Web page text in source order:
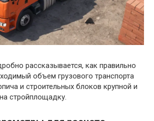
рассказывается, как правильно
объем грузового транспорта
и строительных блоков крупной и
стройплощадку.